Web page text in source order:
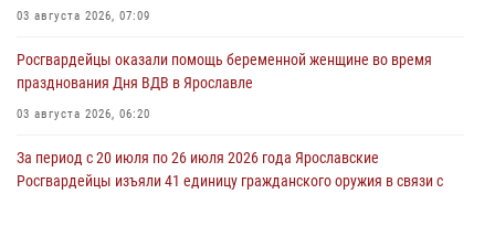
03 августа 2026, 07:09
Росгвардейцы оказали помощь беременной женщине во время
празднования Дня ВДВ в Ярославле
03 августа 2026, 06:20
За период с 20 июля по 26 июля 2026 года Ярославские
Росгвардейцы изъяли 41 единицу гражданского оружия в связи с